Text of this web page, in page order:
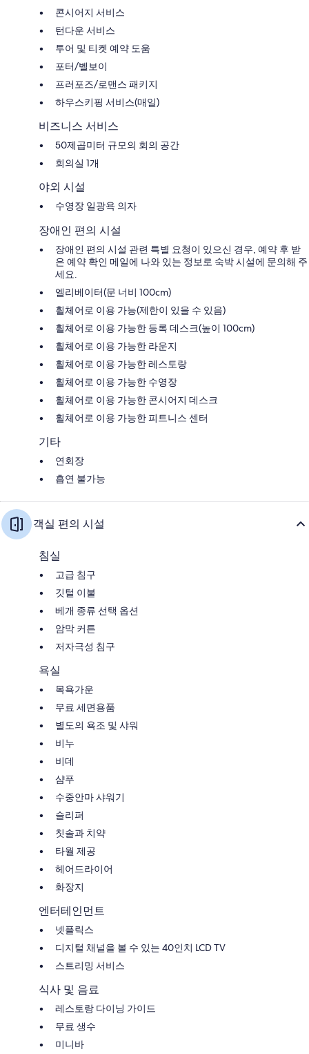
콘시어지 서비스
턴다운 서비스
투어 및 티켓 예약 도움
포터/벨보이
프러포즈/로맨스 패키지
하우스키핑 서비스(매일)
비즈니스 서비스
50제곱미터 규모의 회의 공간
회의실 1개
야외 시설
수영장 일광욕 의자
장애인 편의 시설
장애인 편의 시설 관련 특별 요청이 있으신 경우, 예약 후 받
은 예약 확인 메일에 나와 있는 정보로 숙박 시설에 문의해 주
세요.
엘리베이터(문 너비 100cm)
휠체어로 이용 가능(제한이 있을 수 있음)
휠체어로 이용 가능한 등록 데스크(높이 100cm)
휠체어로 이용 가능한 라운지
휠체어로 이용 가능한 레스토랑
휠체어로 이용 가능한 수영장
휠체어로 이용 가능한 콘시어지 데스크
휠체어로 이용 가능한 피트니스 센터
기타
연회장
흡연 불가능
객실 편의 시설
침실
고급 침구
깃털 이불
베개 종류 선택 옵션
암막 커튼
저자극성 침구
욕실
목욕가운
무료 세면용품
별도의 욕조 및 샤워
비누
비데
샴푸
수중안마 샤워기
슬리퍼
칫솔과 치약
타월 제공
헤어드라이어
화장지
엔터테인먼트
넷플릭스
디지털 채널을 볼 수 있는 40인치 LCD TV
스트리밍 서비스
식사 및 음료
레스토랑 다이닝 가이드
무료 생수
미니바